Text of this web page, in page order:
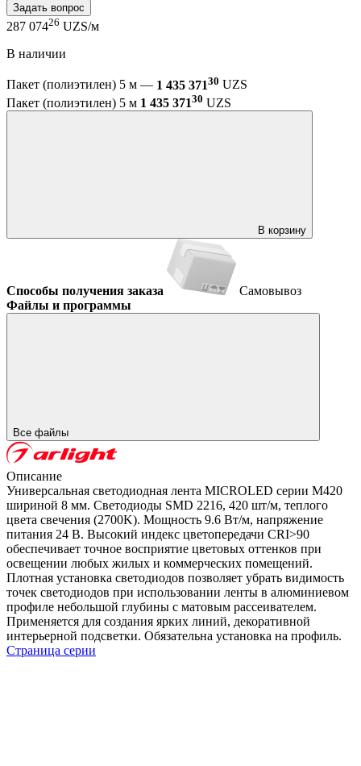
Задать вопрос
287 07426 UZS/м
В наличии
Пакет (полиэтилен) 5 м — 1 435 37130 UZS
Пакет (полиэтилен) 5 м 1 435 37130 UZS
В корзину
Способы получения заказа
Самовывоз
Файлы и программы
Все файлы
Описание
Универсальная светодиодная лента MICROLED серии M420
шириной 8 мм. Светодиоды SMD 2216, 420 шт/м, теплого
цвета свечения (2700K). Мощность 9.6 Вт/м, напряжение
питания 24 В. Высокий индекс цветопередачи CRI>90
обеспечивает точное восприятие цветовых оттенков при
освещении любых жилых и коммерческих помещений.
Плотная установка светодиодов позволяет убрать видимость
точек светодиодов при использовании ленты в алюминиевом
профиле небольшой глубины с матовым рассеивателем.
Применяется для создания ярких линий, декоративной
интерьерной подсветки. Обязательна установка на профиль.
Страница серии